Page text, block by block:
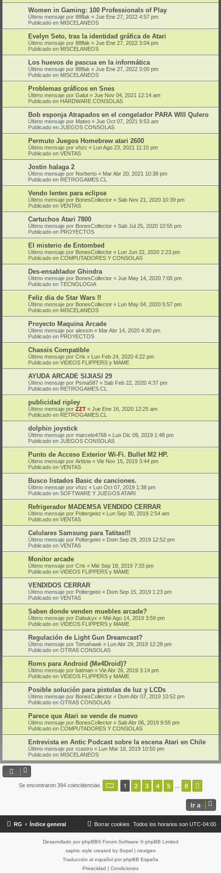
Women in Gaming: 100 Professionals of Play
Último mensaje por 88flak « Jue Ene 27, 2022 4:57 pm
Publicado en MISCELANEOS
Evelyn Seto, tras la identidad gráfica de Atari
Último mensaje por 88flak « Jue Ene 27, 2022 3:04 pm
Publicado en MISCELANEOS
Los huevos de pascua en la informática
Último mensaje por 88flak « Jue Ene 27, 2022 3:00 pm
Publicado en MISCELANEOS
Problemas gráficos en Snes
Último mensaje por Galut « Jue Nov 04, 2021 12:14 am
Publicado en HARDWARE CONSOLAS
Bob esponja Atrapados en el congelador PARA WIII QuIero
Último mensaje por Mateo « Jue Oct 07, 2021 9:53 am
Publicado en JUEGOS CONSOLAS
Permuto Juegos Homebrew atari 2600
Último mensaje por vhzc « Lun Ago 23, 2021 11:15 pm
Publicado en VENTAS
Jostin halaga 2
Último mensaje por Norberto « Mar Abr 20, 2021 10:38 pm
Publicado en RETROGAMES.CL
Vendo lentes para eclipse
Último mensaje por BonesCollector « Sab Nov 21, 2020 10:39 pm
Publicado en VENTAS
Cartuchos Atari 7800
Último mensaje por BonesCollector « Sab Jul 25, 2020 10:55 pm
Publicado en PROYECTOS
El misterio de Entombed
Último mensaje por BonesCollector « Lun Jun 22, 2020 2:23 pm
Publicado en COMPUTADORES Y CONSOLAS
Des-ensablador Ghindra
Último mensaje por BonesCollector « Jue May 14, 2020 7:05 pm
Publicado en TECNOLOGIA
Feliz dia de Star Wars !!
Último mensaje por BonesCollector « Lun May 04, 2020 5:57 pm
Publicado en MISCELANEOS
Proyecto Maquina Arcade
Último mensaje por alexsm « Mar Abr 14, 2020 4:30 pm
Publicado en PROYECTOS
Chassis Compatible
Último mensaje por Cris « Lun Feb 24, 2020 4:22 pm
Publicado en VIDEOS FLIPPERS y MAME
AYUDA ARCADE SIJIASI 29
Último mensaje por Psma587 « Sab Feb 22, 2020 4:37 pm
Publicado en RETROGAMES.CL
publicidad ripley
Último mensaje por ZZT « Jue Ene 16, 2020 12:25 am
Publicado en RETROGAMES.CL
dolphin joystick
Último mensaje por marcelo4768 « Lun Dic 09, 2019 1:48 pm
Publicado en JUEGOS CONSOLAS
Punto de Acceso Exterior Wi-Fi. Bullet M2 HP.
Último mensaje por Artista « Vie Nov 15, 2019 3:44 pm
Publicado en VENTAS
Busco listados Basic de canciones.
Último mensaje por vhzc « Lun Oct 07, 2019 1:38 pm
Publicado en SOFTWARE Y JUEGOS ATARI
Refrigerador MADEMSA VENDIDO CERRAR
Último mensaje por Poltergeist « Lun Sep 30, 2019 2:54 am
Publicado en VENTAS
Celulares Samsung para Tatitas!!!
Último mensaje por Poltergeist « Dom Sep 29, 2019 12:52 pm
Publicado en VENTAS
Monitor arcade
Último mensaje por Cris « Mié Sep 18, 2019 7:33 pm
Publicado en VIDEOS FLIPPERS y MAME
VENDIDOS CERRAR
Último mensaje por Poltergeist « Dom Sep 15, 2019 1:23 pm
Publicado en VENTAS
Saben donde venden muebles arcade?
Último mensaje por Dabukyx « Mié Ago 14, 2019 3:59 pm
Publicado en VIDEOS FLIPPERS y MAME
Regulación de Light Gun Dreamcast?
Último mensaje por Tomahawk « Lun Abr 29, 2019 12:28 pm
Publicado en OTRAS CONSOLAS
Roms para Android (Me4Droid)?
Último mensaje por batman « Vie Abr 26, 2019 3:14 pm
Publicado en VIDEOS FLIPPERS y MAME
Posible solución para pistolas de luz y LCDs
Último mensaje por BonesCollector « Dom Abr 07, 2019 10:52 pm
Publicado en OTRAS CONSOLAS
Parece que Atari se vende de nuevo
Último mensaje por BonesCollector « Sab Abr 06, 2019 9:55 pm
Publicado en COMPUTADORES Y CONSOLAS
Entrevista en Antic Podcast sobre la escena Atari en Chile
Último mensaje por rcastro « Lun Mar 18, 2019 10:50 pm
Publicado en MISCELANEOS
Se encontraron 394 coincidencias Página de
1 2 3 4 5 8
Ir a
RG Índice general Todos los horarios son UTC-04:00
Borrar cookies
Desarrollado por phpBB® Forum Software © phpBB Limited
saphic style created by Sopel| nextgen
Traducción al español por phpBB España
Privacidad | Condiciones